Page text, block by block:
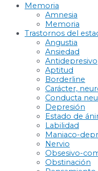
Memoria
Amnesia
Memoria
Trastornos del
Angustia
Ansiedad
Antidepresivo
Aptitud
Borderline
Carácter,
Conducta
Depresión
Estado de
Labilidad
Maniaco-
Nervio
Obsesivo-
Obstinación